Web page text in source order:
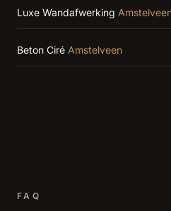
Luxe Wandafwerking
Beton Ciré Amstelveen
FAQ